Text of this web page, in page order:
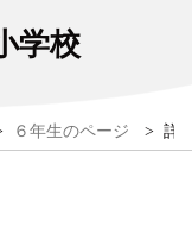
学校
６年生のページ > 詳